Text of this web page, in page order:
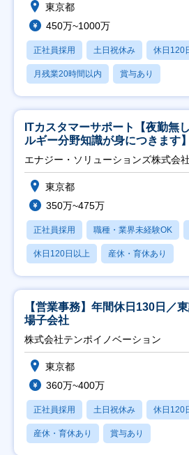
東京都
450万~1000万
正社員採用 土日祝休み 休日120
月残業20時間以内 賞与あり
ITカスタマーサポート【夜勤無
ルギー分野知識が身につきます】
エナジー・ソリューションズ株式会社
東京都
350万~475万
正社員採用 職種・業界未経験OK
休日120日以上 産休・育休あり
【営業事務】年間休日130日／
場子会社
株式会社テンポイノベーション
東京都
360万~400万
正社員採用 土日祝休み 休日120
産休・育休あり 賞与あり